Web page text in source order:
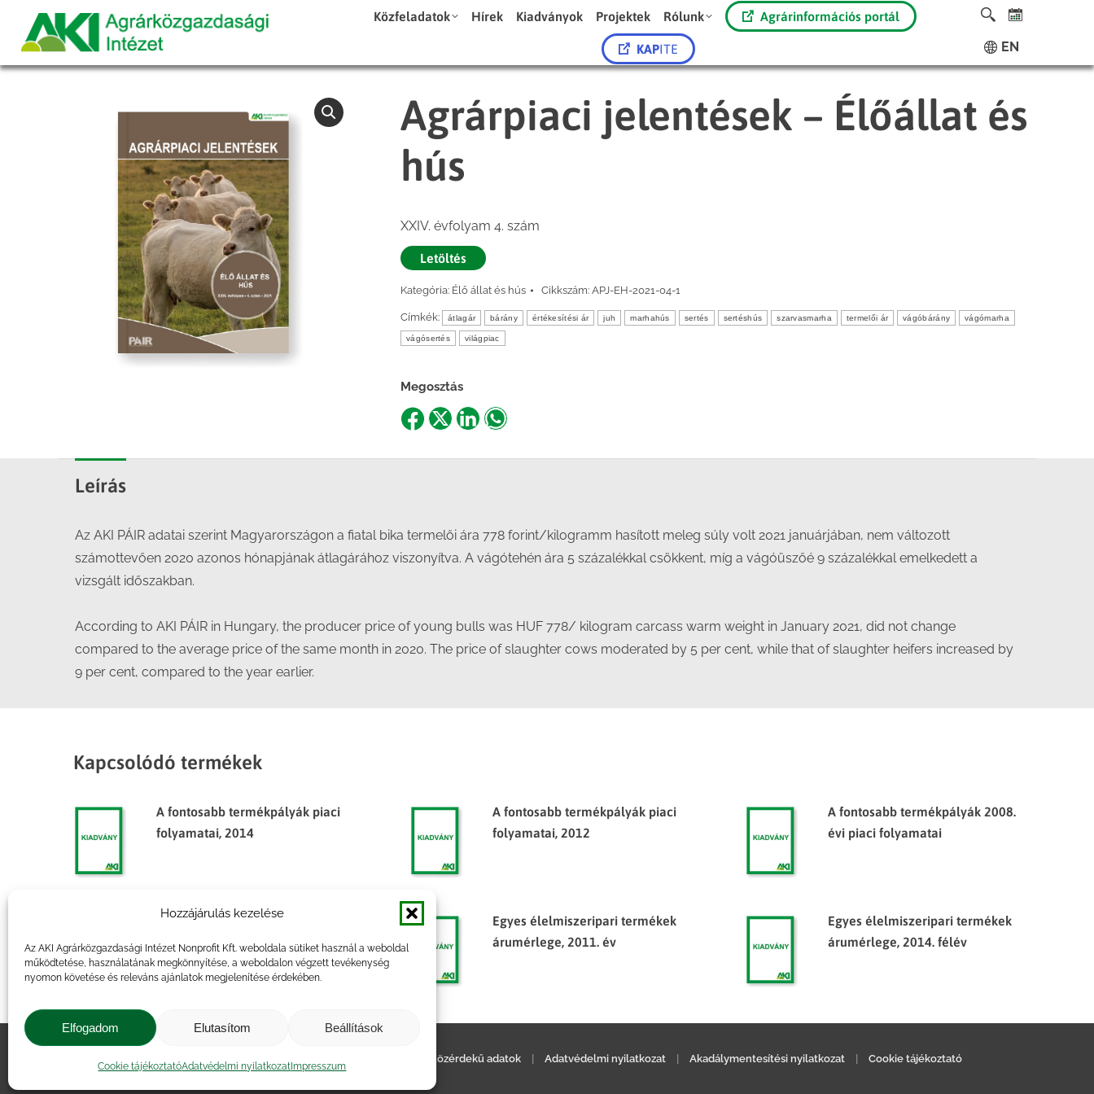
Hozzájárulás kezelése
Az AKI Agrárközgazdasági Intézet Nonprofit Kft. weboldala sütiket használ a weboldal
működtetése, használatának megkönnyítése, a weboldalon végzett tevékenység
nyomon követése és releváns ajánlatok megjelenítése érdekében.
Elfogadom Elutasítom Beállítások
Cookie tájékoztatóAdatvédelmi nyilatkozat Impresszum
Közfeladatok Hírek Kiadványok Projektek Rólunk Agrárinformációs portál
KAPITE EN
Agrárpiaci jelentések – Élőállat és
hús
XXIV. évfolyam 4. szám
Letöltés
Kategória: Élő állat és hús Cikkszám: APJ-EH-2021-04-1
Címkék: átlagár bárány értékesítési ár juh marhahús sertés sertéshús szarvasmarha termelői ár vágóbárány vágómarha
vágósertés világpiac
Megosztás
ShareShareShareShare
Leírás
Az AKI PÁIR adatai szerint Magyarországon a fiatal bika termelői ára 778 forint/kilogramm hasított meleg súly volt 2021 januárjában, nem változott
számottevően 2020 azonos hónapjának átlagárához viszonyítva. A vágótehén ára 5 százalékkal csökkent, míg a vágóüszőé 9 százalékkal emelkedett a
vizsgált időszakban.
According to AKI PÁIR in Hungary, the producer price of young bulls was HUF 778/ kilogram carcass warm weight in January 2021, did not change
compared to the average price of the same month in 2020. The price of slaughter cows moderated by 5 per cent, while that of slaughter heifers increased by
9 per cent, compared to the year earlier.
Kapcsolódó termékek
A fontosabb termékpályák piaci
folyamatai, 2014
A fontosabb termékpályák piaci
folyamatai, 2012
A fontosabb termékpályák 2008.
évi piaci folyamatai
Agrárpiaci jelentések – Élőállat
és hús
Egyes élelmiszeripari termékek
árumérlege, 2011. év
Egyes élelmiszeripari termékek
árumérlege, 2014. félév
Impresszum Kapcsolat Közérdekű adatok Adatvédelmi nyilatkozat Akadálymentesítési nyilatkozat Cookie tájékoztató